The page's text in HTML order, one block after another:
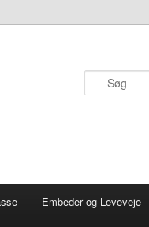
Embeder og Leveveje